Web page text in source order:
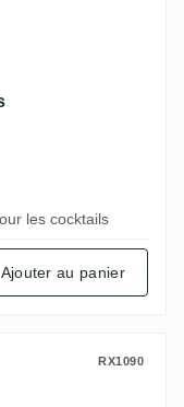
les cocktails
Ajouter au panier
RX1090